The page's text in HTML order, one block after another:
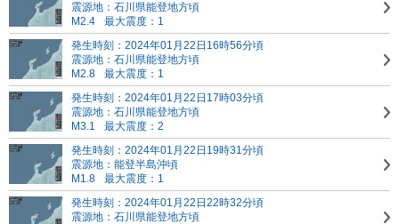
震源地：石川県能登地方頃
M2.4
最大震度：1
発生時刻：2024年01月22日16時56分頃
震源地：石川県能登地方頃
M2.8
最大震度：1
発生時刻：2024年01月22日17時03分頃
震源地：石川県能登地方頃
M3.1
最大震度：2
発生時刻：2024年01月22日19時31分頃
震源地：能登半島沖頃
M1.8
最大震度：1
発生時刻：2024年01月22日22時32分頃
震源地：石川県能登地方頃